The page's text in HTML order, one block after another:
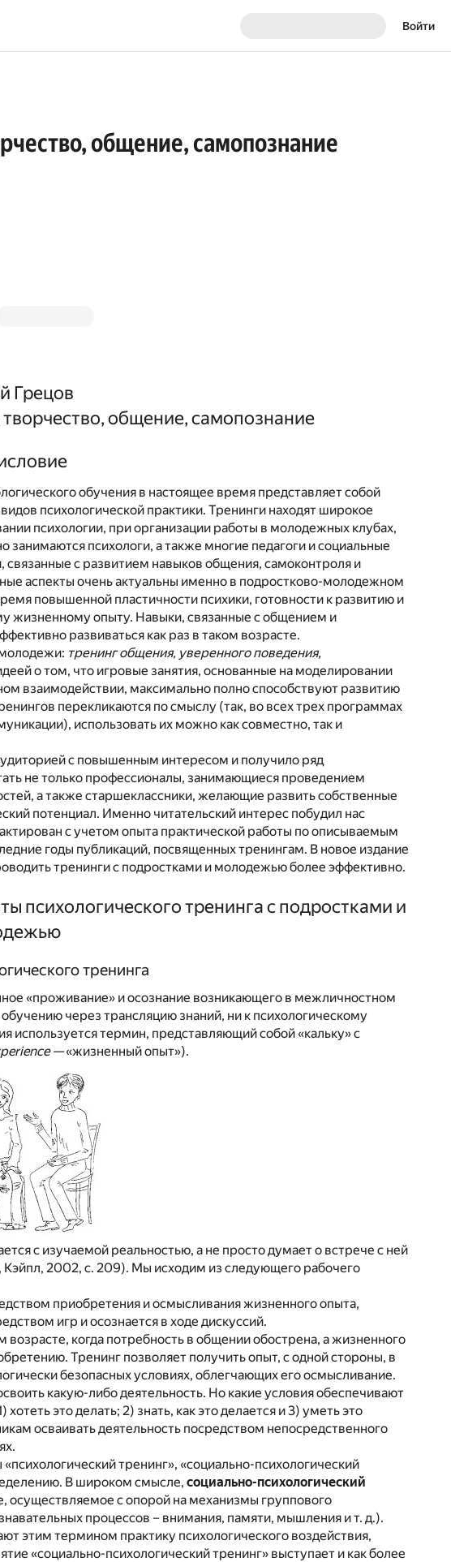
Войти
общение, самопознание
Грецов
общение, самопознание
обучения в настоящее время представляет собой
психологической практики. Тренинги находят широкое
психологии, при организации работы в молодежных клубах,
занимаются психологи, а также многие педагоги и социальные
с развитием навыков общения, самоконтроля и
аспекты очень актуальны именно в подростково-молодежном
повышенной пластичности психики, готовности к развитию и
жизненному опыту. Навыки, связанные с общением и
развиваться как раз в таком возрасте.
молодежи: тренинг общения, уверенного поведения,
о том, что игровые занятия, основанные на моделировании
взаимодействии, максимально полно способствуют развитию
перекликаются по смыслу (так, во всех трех программах
использовать их можно как совместно, так и
с повышенным интересом и получило ряд
не только профессионалы, занимающиеся проведением
а также старшеклассники, желающие развить собственные
потенциал. Именно читательский интерес побудил нас
с учетом опыта практической работы по описываемым
годы публикаций, посвященных тренингам. В новое издание
тренинги с подростками и молодежью более эффективно.
психологического тренинга с подростками и
тренинга
«проживание» и осознание возникающего в межличностном
через трансляцию знаний, ни к психологическому
используется термин, представляющий собой «кальку» с
—«жизненный опыт»).
с изучаемой реальностью, а не просто думает о встрече с ней
2002, с. 209). Мы исходим из следующего рабочего
приобретения и осмысливания жизненного опыта,
игр и осознается в ходе дискуссий.
когда потребность в общении обострена, а жизненного
Тренинг позволяет получить опыт, с одной стороны, в
безопасных условиях, облегчающих его осмысливание.
какую-либо деятельность. Но какие условия обеспечивают
это делать; 2) знать, как это делается и 3) уметь это
осваивать деятельность посредством непосредственного
тренинг», «социально-психологический
В широком смысле, социально-психологический
осуществляемое с опорой на механизмы группового
процессов – внимания, памяти, мышления и т. д.).
этим термином практику психологического воздействия,
«социально-психологический тренинг» выступает и как более